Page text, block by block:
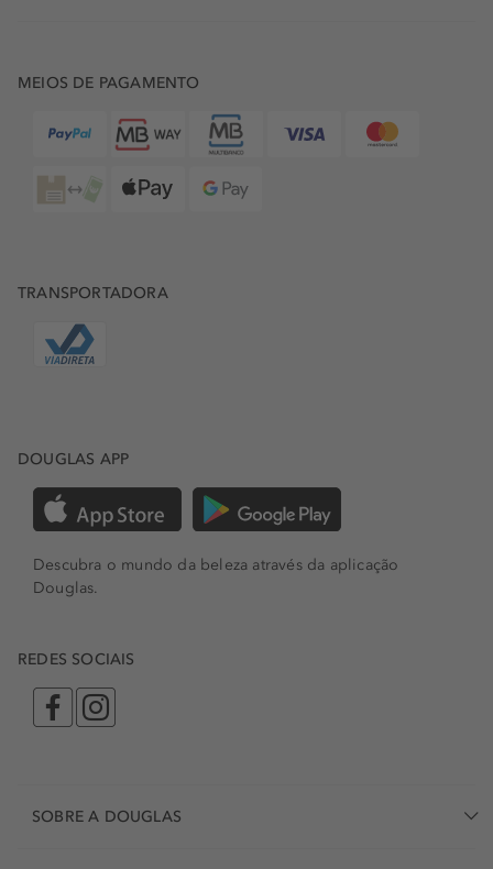
MEIOS DE PAGAMENTO
TRANSPORTADORA
DOUGLAS APP
Descubra o mundo da beleza através da aplicação
Douglas.
REDES SOCIAIS
SOBRE A DOUGLAS